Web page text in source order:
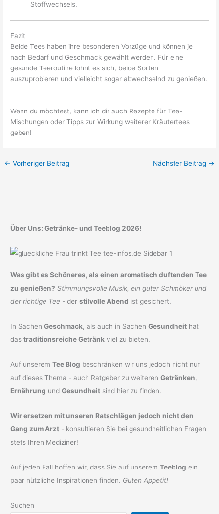
Stoffwechsels.
Fazit
Beide Tees haben ihre besonderen Vorzüge und können je
nach Bedarf und Geschmack gewählt werden. Für eine
gesunde Teeroutine lohnt es sich, beide Sorten
auszuprobieren und vielleicht sogar abwechselnd zu genießen.
Wenn du möchtest, kann ich dir auch Rezepte für Tee-
Mischungen oder Tipps zur Wirkung weiterer Kräutertees
geben!
← Vorheriger Beitrag Nächster Beitrag →
Über Uns: Getränke- und Teeblog 2026!
Was gibt es Schöneres, als einen aromatisch duftenden Tee
zu genießen? Stimmungsvolle Musik, ein guter Schmöker und
der richtige Tee - derstilvolle Abend ist gesichert.
In SachenGeschmack, als auch in SachenGesundheit hat
dastraditionsreiche Getränk viel zu bieten.
Auf unseremTee Blog beschränken wir uns jedoch nicht nur
auf dieses Thema - auch Ratgeber zu weiterenGetränken,
Ernährung undGesundheit sind hier zu finden.
Wir ersetzen mit unseren Ratschlägen jedoch nicht den
Gang zum Arzt - konsultieren Sie bei gesundheitlichen Fragen
stets Ihren Mediziner!
Auf jeden Fall hoffen wir, dass Sie auf unseremTeeblog ein
paar nützliche Inspirationen finden. Guten Appetit!
Suchen